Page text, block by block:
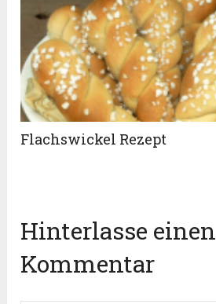
Flachswickel Rezept
Hinterlasse einen
Kommentar